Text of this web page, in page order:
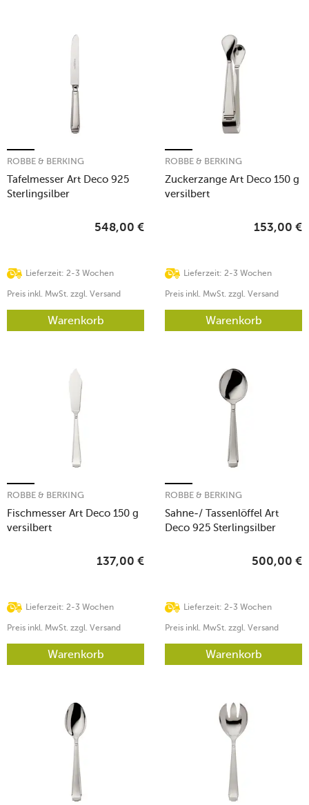
Tafelmesser Art Deco 925
Sterlingsilber
ROBBE & BERKING
Lieferzeit: 2-3 Wochen
548,00 €
Preis inkl. MwSt. zzgl. Versand
Warenkorb
Zuckerzange Art Deco 150 g
versilbert
ROBBE & BERKING
Lieferzeit: 2-3 Wochen
153,00 €
Preis inkl. MwSt. zzgl. Versand
Warenkorb
Fischmesser Art Deco 150 g
versilbert
ROBBE & BERKING
Lieferzeit: 2-3 Wochen
137,00 €
Preis inkl. MwSt. zzgl. Versand
Warenkorb
Sahne-/ Tassenlöffel Art
Deco 925 Sterlingsilber
ROBBE & BERKING
Lieferzeit: 2-3 Wochen
500,00 €
Preis inkl. MwSt. zzgl. Versand
Warenkorb